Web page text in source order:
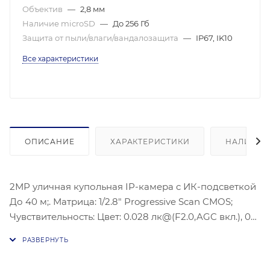
Объектив — 2,8 мм
Наличие microSD — До 256 Гб
Защита от пыли/влаги/вандалозащита — IP67, IK10
Все характеристики
ОПИСАНИЕ ХАРАКТЕРИСТИКИ НАЛИЧИЕ
2МР уличная купольная IP-камера c ИК-подсветкой
До 40 м;. Матрица: 1/2.8" Progressive Scan CMOS;
Чувствительность: Цвет: 0.028 лк@(F2.0,AGC вкл.), 0